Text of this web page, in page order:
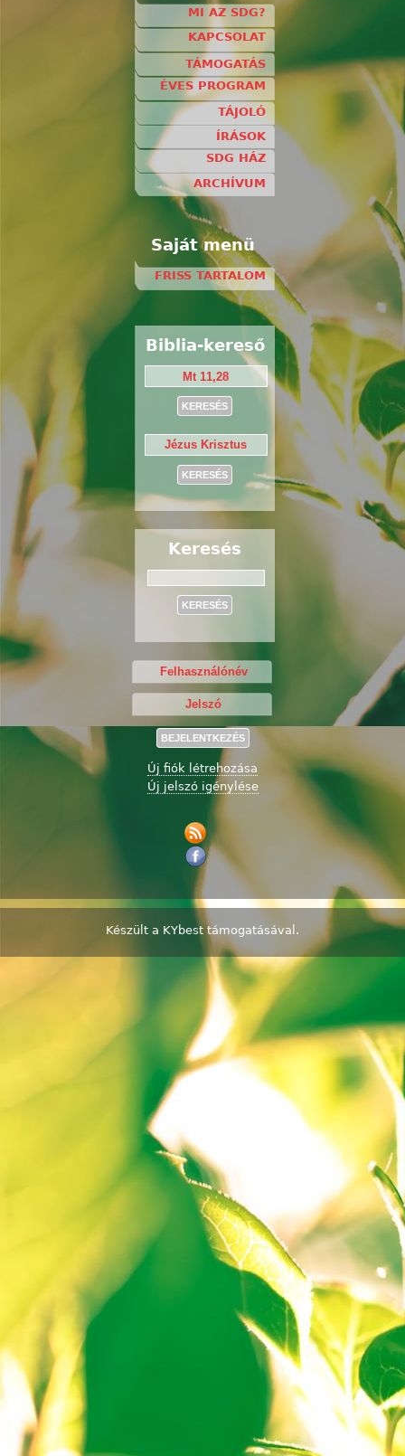
MI AZ SDG?
KAPCSOLAT
TÁMOGATÁS
ÉVES PROGRAM
TÁJOLÓ
ÍRÁSOK
SDG HÁZ
ARCHÍVUM
Saját menü
FRISS TARTALOM
Biblia-kereső
Keresés
Új fiók létrehozása
Új jelszó igénylése
Készült a KYbest támogatásával.